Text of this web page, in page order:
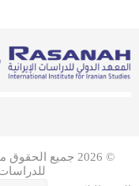
© 2026 جميع
للدراسات